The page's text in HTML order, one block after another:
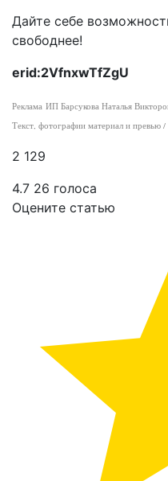
Дайте себе
свободнее!
erid:2VfnxwTfZgU
Реклама ИП Барсукова Наталья
Текст, фотографии материал и превью
2 129
4.7 26 голоса
Оцените статью